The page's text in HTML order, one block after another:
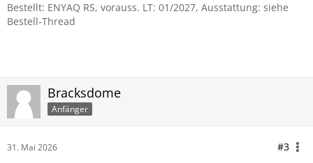
Bestellt: ENYAQ RS, vorauss. LT: 01/2027, Ausstattung: siehe
Bestell-Thread
Bracksdome
Anfänger
31. Mai 2026 #3